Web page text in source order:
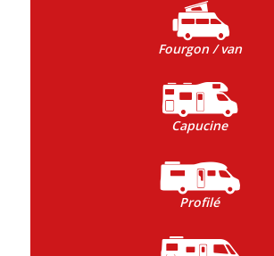
Fourgon / van
Capucine
Profilé